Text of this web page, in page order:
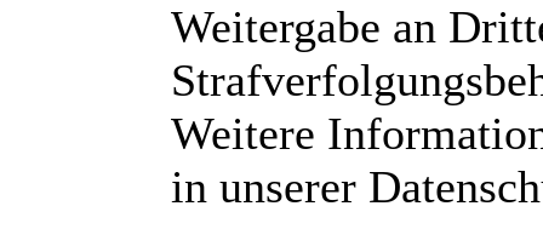
Weitergabe an
Weitere
in unserer